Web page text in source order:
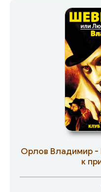
сюжеты, и
эпизоды, и личные
многое-многое
Орлов Владимир -
к